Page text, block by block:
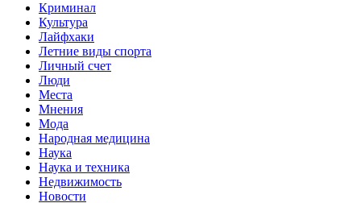
Криминал
Культура
Лайфхаки
Летние виды спорта
Личный счет
Люди
Места
Мнения
Мода
Народная медицина
Наука
Наука и техника
Недвижимость
Новости